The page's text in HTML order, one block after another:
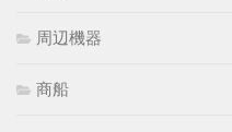
周辺機器
商船